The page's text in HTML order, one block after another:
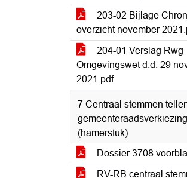
203-02 Bijlage
overzicht november
204-01 Verslag Rwg
Omgevingswet d.d. 29
2021.pdf
7 Centraal stemmen
(hamerstuk)
Dossier 3708
RV-RB centraal